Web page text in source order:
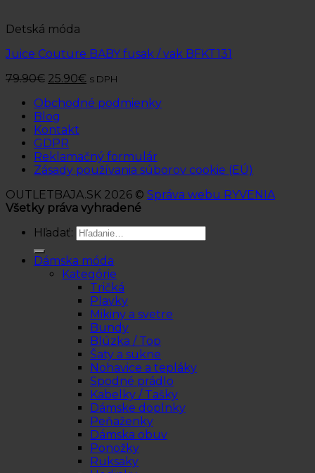
Detská móda
Juice Couture BABY fusak / vak BFKT131
79.90€ 25.90€ s DPH
Obchodné podmienky
Blog
Kontakt
GDPR
Reklamačný formulár
Zásady používania súborov cookie (EÚ)
OUTLETBAJA.SK 2026 © Správa webu RYVENIA
Všetky práva vyhradené
Hľadať:
Dámska móda
Kategórie
Tričká
Plavky
Mikiny a svetre
Bundy
Blúzka / Top
Šaty a sukne
Nohavice a tepláky
Spodné prádlo
Kabelky / Tašky
Dámske doplnky
Peňaženky
Dámska obuv
Ponožky
Ruksaky